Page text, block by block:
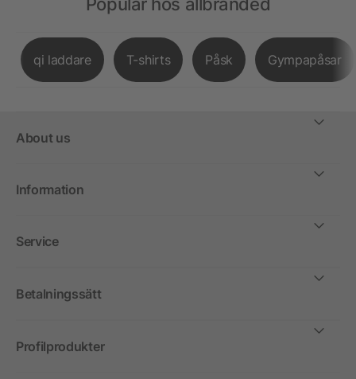
qi laddare T-shirts Påsk Gympapåsar
About us
Information
Service
Betalningssätt
Profilprodukter